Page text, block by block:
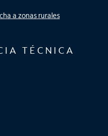
a zonas rurales
TÉCNICA